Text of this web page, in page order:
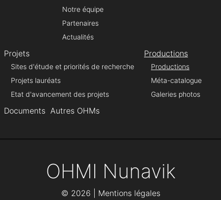
Notre équipe
Partenaires
Actualités
Projets
Sites d'étude et priorités de recherche
Projets lauréats
Etat d'avancement des projets
Productions
Productions
Méta-catalogue
Galeries photos
Documents Autres OHMs
OHMI Nunavik
© 2026 | Mentions légales